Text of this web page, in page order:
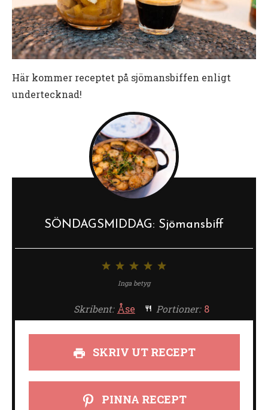
Här kommer receptet på sjömansbiffen enligt
undertecknad!
SÖNDAGSMIDDAG: Sjömansbiff
4
3
stjärnor
stjärnor
stjärna
Inga betyg
Skribent: Åse Portioner: 8
SKRIV UT RECEPT
PINNA RECEPT